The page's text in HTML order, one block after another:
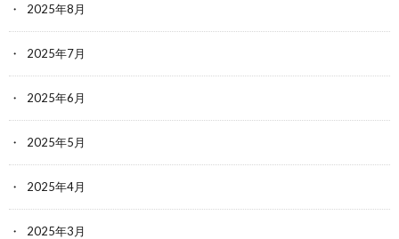
2025年8月
2025年7月
2025年6月
2025年5月
2025年4月
2025年3月